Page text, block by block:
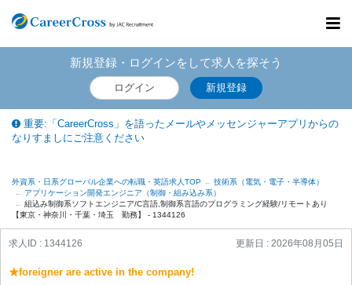
新規登録・ログインをして求人を探そう
ログイン 新規登録
重要:「CareerCross」を語ったメールやメッセンジャーアプリからの
なりすましにご注意ください
外資系・日系グローバル企業への転職・英語求人TOP
技術系（電気・電子・半導体）
アプリケーション開発エンジニア（制御・組み込み系）
組込み制御系ソフトエンジニア/C⾔語,制御系⾔語のプログラミング経験/リモートあり
【東京・神奈川・千葉・埼玉 勤務】 - 1344126
求人ID : 1344126 更新日 : 2026年08月05日
★foreigner are active in the company!